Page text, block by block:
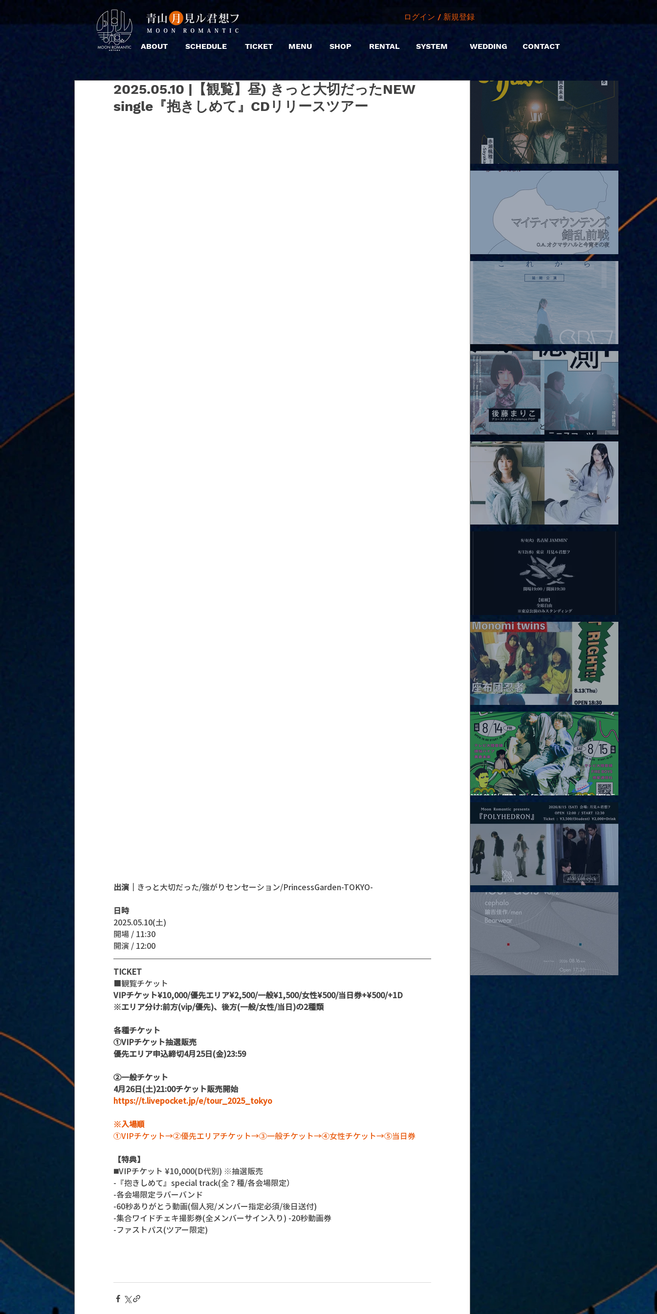
ABOUT SCHEDULE TICKET MENU SHOP
ログイン / 新規登録
RENTAL SYSTEM WEDDING CONTACT
2025.05.10 |【観覧】昼) きっと大切だったNEW
single『抱きしめて』CDリリースツアー
出演｜ きっと大切だった/強がりセンセーション/PrincessGarden-TOKYO-
日時
2025.05.10(土)
開場 / 11:30
開演 / 12:00
TICKET
■観覧チケット
VIPチケット¥10,000/優先エリア¥2,500/一般¥1,500/女性¥500/当日券+¥500/+1D
※エリア分け:前方(vip/優先)、後方(一般/女性/当日)の2種類
各種チケット
①VIPチケット抽選販売
優先エリア申込締切4月25日(金)23:59
②一般チケット
4月26日(土)21:00チケット販売開始
https://t.livepocket.jp/e/tour_2025_tokyo
※入場順
①VIPチケット→②優先エリアチケット→③一般チケット→④女性チケット→⑤当日券
【特典】
◼️VIPチケット ¥10,000(D代別) ※抽選販売
-『抱きしめて』special track(全？種/各会場限定）
-各会場限定ラバーバンド
-60秒ありがとう動画(個人宛/メンバー指定必須/後日送付)
-集合ワイドチェキ撮影券(全メンバーサイン入り) -20秒動画券
-ファストパス(ツアー限定)
2026.08.06 |【観覧】hamachiまつり2026２days-月見ル君想フ編
2026.08.07 |【観覧】マイティマウンテンズpresents. “HALL-IN-
2026.08.08 |【観覧】Oaiko pre.「これから」延期公演 Blurred
City Lights × 17歳とベルリンの壁
2026.08.10 |【観覧】「巷のmyストーリー/風の憶測1～後藤まりこ
アコースティックviolence POPとテニスコーツ」
2026.08.12 |【観覧】田澤孝介 ソロワンマン 「Ballad Box 2026」
2026.08.13 |【観覧】JUST RIGHT!! vol.26
2026.08.15 |【観覧】夜）『巷のmyストーリー/センター"訳"フラ
ッシュ⚡️後編』
2026.08.15 |【観覧】昼）月見ルpre.『POLYHEDRON』